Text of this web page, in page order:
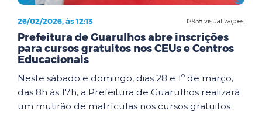
12938 visualizações
26/02/2026, às 12:13
Prefeitura de Guarulhos abre inscrições
para cursos gratuitos nos CEUs e Centros
Educacionais
Neste sábado e domingo, dias 28 e 1º de março,
das 8h às 17h, a Prefeitura de Guarulhos realizará
um mutirão de matrículas nos cursos gratuitos